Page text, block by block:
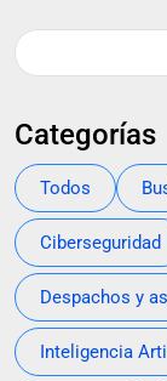
Categorías
Todos
Ciberseguridad
Despachos y
Inteligencia